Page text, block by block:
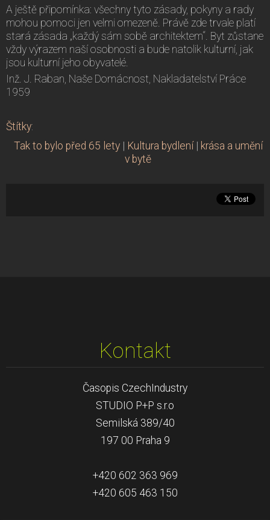
A ještě připomínka: všechny tyto zásady, pokyny a rady
mohou pomoci jen velmi omezeně. Právě zde trvale platí
stará zásada „každý sám sobě architektem“. Byt zůstane
vždy výrazem naší osobnosti a bude natolik kulturní, jak
jsou kulturní jeho obyvatelé.
Inž. J. Raban, Naše Domácnost, Nakladatelství Práce
1959
Štítky:
Tak to bylo před 65 lety | Kultura bydlení | krása a umění
v bytě
Kontakt
Časopis CzechIndustry
STUDIO P+P s.r.o
Semilská 389/40
197 00 Praha 9
+420 602 363 969
+420 605 463 150